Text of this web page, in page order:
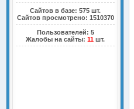
Сайтов в базе: 575 шт.
Сайтов просмотрено: 1510370
Пользователей: 5
Жалобы на сайты:11 шт.